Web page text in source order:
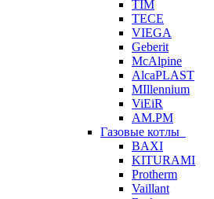
TIM
TECE
VIEGA
Geberit
McAlpine
AlcaPLAST
MIllennium
ViEiR
AM.PM
Газовые котлы
BAXI
KITURAMI
Protherm
Vaillant